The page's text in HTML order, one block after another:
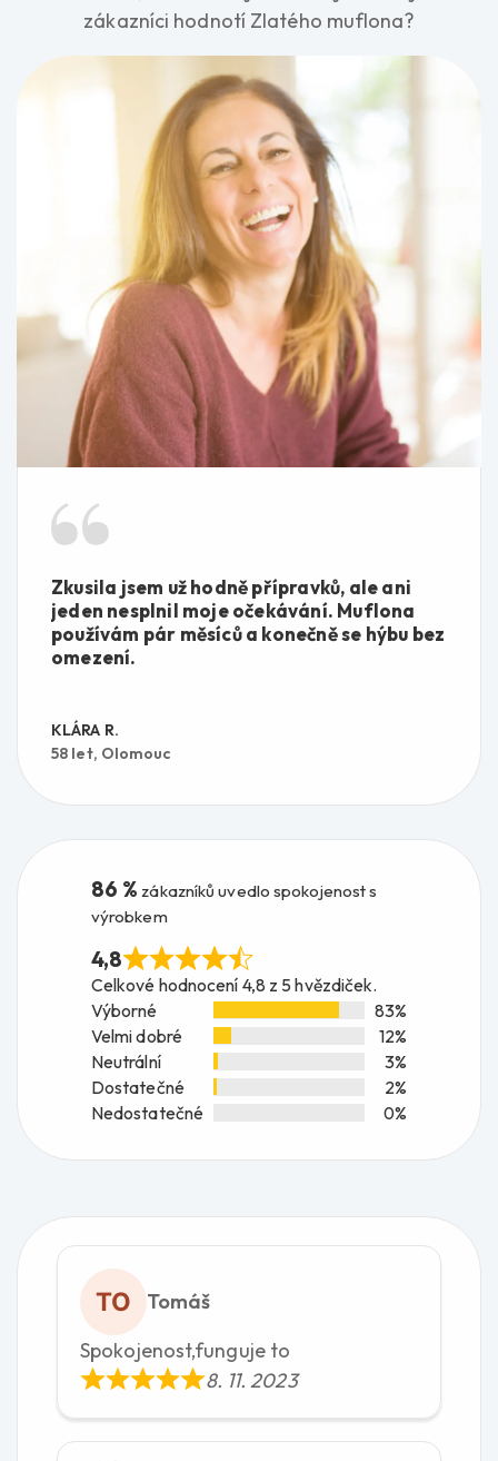
zákazníci hodnotí Zlatého muflona?
Zkusila jsem už hodně přípravků, ale ani
jeden nesplnil moje očekávání. Muflona
používám pár měsíců a konečně se hýbu bez
omezení.
KLÁRA R.
58 let, Olomouc
86 % zákazníků uvedlo spokojenost s
výrobkem
4,8
Celkové hodnocení 4,8 z 5 hvězdiček.
Výborné
83%
Velmi dobré
12%
Neutrální
3%
Dostatečné
2%
Nedostatečné
0%
8. 11. 2023
Spokojenost,funguje to
Tomáš